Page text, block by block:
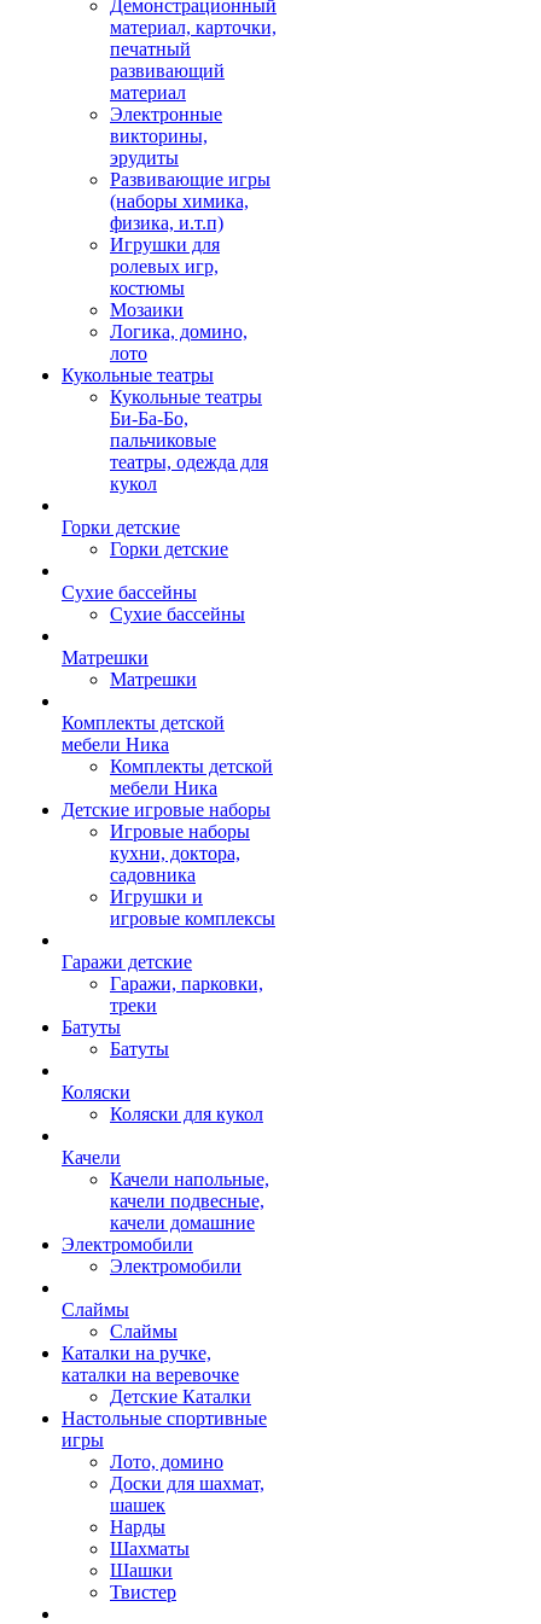
Демонстрационный
материал, карточки,
печатный
развивающий
материал
Электронные
викторины,
эрудиты
Развивающие игры
(наборы химика,
физика, и.т.п)
Игрушки для
ролевых игр,
костюмы
Мозаики
Логика, домино,
лото
Кукольные театры
Кукольные театры
Би-Ба-Бо,
пальчиковые
театры, одежда для
кукол
Горки детские
Горки детские
Сухие бассейны
Сухие бассейны
Матрешки
Матрешки
Комплекты детской
мебели Ника
Комплекты детской
мебели Ника
Детские игровые наборы
Игровые наборы
кухни, доктора,
садовника
Игрушки и
игровые комплексы
Гаражи детские
Гаражи, парковки,
треки
Батуты
Батуты
Коляски
Коляски для кукол
Качели
Качели напольные,
качели подвесные,
качели домашние
Электромобили
Электромобили
Слаймы
Слаймы
Каталки на ручке,
каталки на веревочке
Детские Каталки
Настольные спортивные
игры
Лото, домино
Доски для шахмат,
шашек
Нарды
Шахматы
Шашки
Твистер